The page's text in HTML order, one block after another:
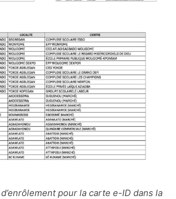
pour la carte e-ID dans la